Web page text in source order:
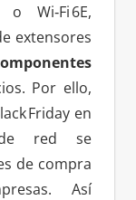
Wi‑Fi 6E,
extensores
Por ello,
Friday en
de red se
de compra
Así